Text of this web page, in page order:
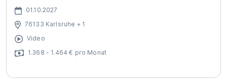
01.10.2027
76133 Karlsruhe + 1
Video
1.368 - 1.464 € pro Monat